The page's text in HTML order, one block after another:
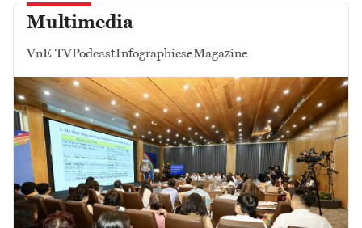
Multimedia
VnE TVPodcastInfographicseMagazine